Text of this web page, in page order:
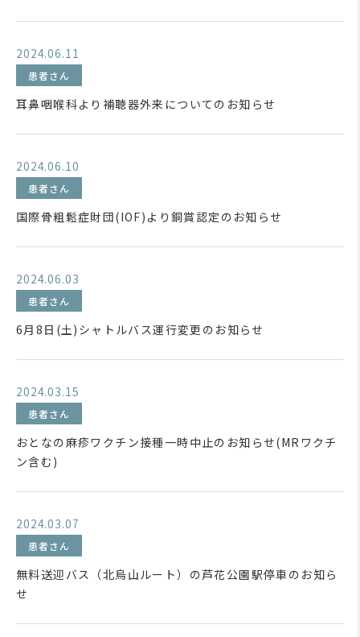
2024.06.11
患者さん
耳鼻咽喉科より補聴器外来についてのお知らせ
2024.06.10
患者さん
国際骨粗鬆症財団(IOF)より銅賞認定のお知らせ
2024.06.03
患者さん
6月8日(土)シャトルバス運行変更のお知らせ
2024.03.15
患者さん
おとなの麻疹ワクチン接種一時中止のお知らせ(MRワクチ
ン含む)
2024.03.07
患者さん
無料送迎バス（北烏山ルート）の芦花公園駅停車のお知ら
せ